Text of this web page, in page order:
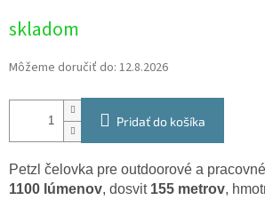
cena:
skladom
Môžeme doručiť do: 12.8.2026
Pridať do košíka
Petzl čelovka pre outdoorové a
1100 lúmenov, dosvit 155 metrov,